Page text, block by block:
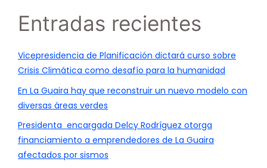
Entradas recientes
Vicepresidencia de Planificación dictará curso sobre
Crisis Climática como desafío para la humanidad
En La Guaira hay que reconstruir un nuevo modelo con
diversas áreas verdes
Presidenta encargada Delcy Rodríguez otorga
financiamiento a emprendedores de La Guaira
afectados por sismos